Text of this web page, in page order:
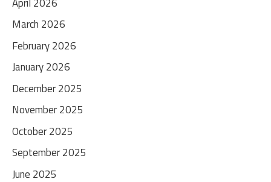
March 2026
February 2026
January 2026
December 2025
November 2025
October 2025
September 2025
June 2025